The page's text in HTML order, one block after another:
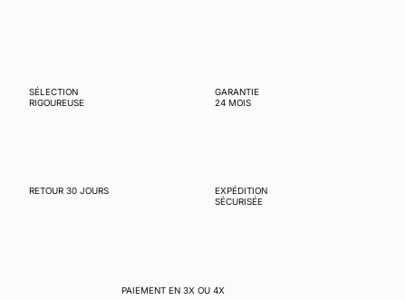
SÉLECTION
RIGOUREUSE
GARANTIE
24 MOIS
RETOUR 30 JOURS
EXPÉDITION
SÉCURISÉE
PAIEMENT EN 3X OU 4X